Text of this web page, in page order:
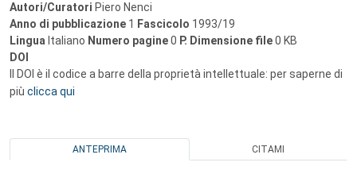
Autori/Curatori Piero Nenci
Anno di pubblicazione 1 Fascicolo 1993/19
Lingua Italiano Numero pagine0 P. Dimensione file0 KB
DOI
Il DOI è il codice a barre della proprietà intellettuale: per saperne di
più clicca qui
ANTEPRIMA CITAMI